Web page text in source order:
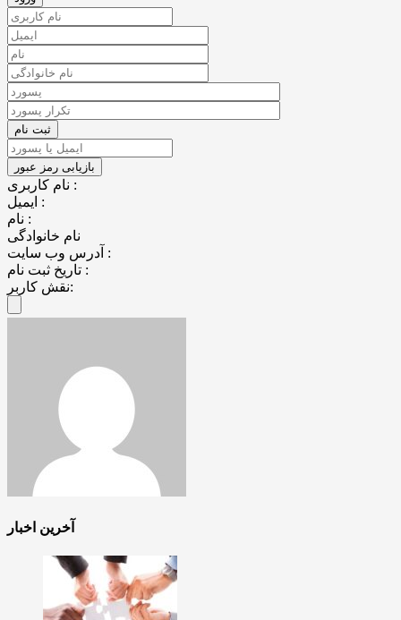
نام کاربری :
ایمیل :
نام :
نام خانوادگی
آدرس وب سایت :
تاریخ ثبت نام :
نقش کاربر:
آخرین اخبار